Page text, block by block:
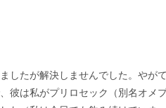
したが解決しませんでした。やがて
彼は私がプリロセック（別名オメ